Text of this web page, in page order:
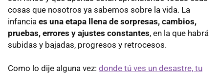
cosas que nosotros ya sabemos sobre la vida. La
infancia es una etapa llena de sorpresas, cambios,
pruebas, errores y ajustes constantes, en la que habrá
subidas y bajadas, progresos y retrocesos.
Como lo dije alguna vez: donde tú ves un desastre, tu